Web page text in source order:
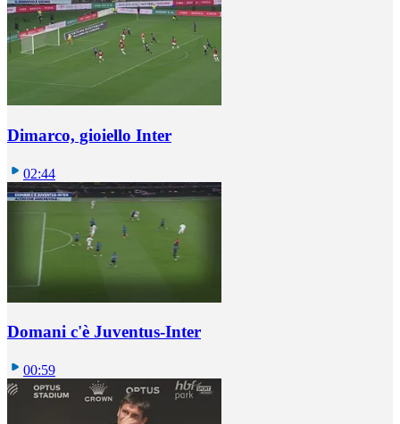
Dimarco, gioiello Inter
02:44
Domani c'è Juventus-Inter
00:59